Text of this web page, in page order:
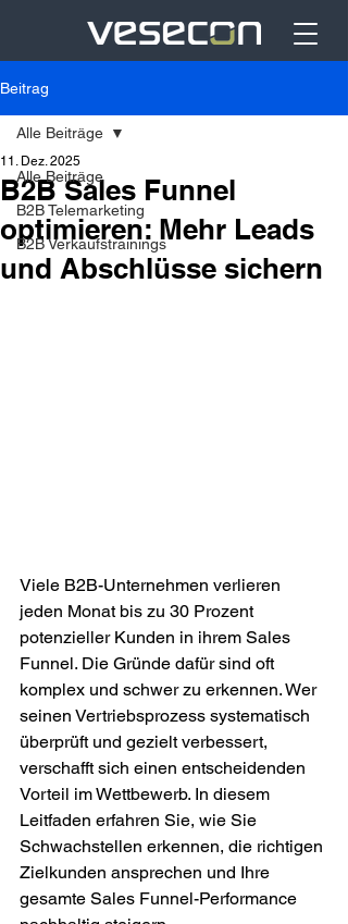
Beitrag
Alle Beiträge
B2B Telemarketing
B2B Verkaufstrainings
Alle Beiträge
B2B Sales Funnel
optimieren: Mehr Leads
und Abschlüsse sichern
11. Dez. 2025
Viele B2B-Unternehmen verlieren
jeden Monat bis zu 30 Prozent
potenzieller Kunden in ihrem Sales
Funnel. Die Gründe dafür sind oft
komplex und schwer zu erkennen. Wer
seinen Vertriebsprozess systematisch
überprüft und gezielt verbessert,
verschafft sich einen entscheidenden
Vorteil im Wettbewerb. In diesem
Leitfaden erfahren Sie, wie Sie
Schwachstellen erkennen, die richtigen
Zielkunden ansprechen und Ihre
gesamte Sales Funnel-Performance